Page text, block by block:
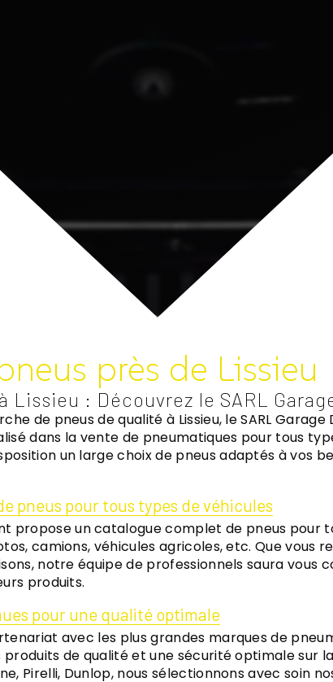
près de Lissieu
Lissieu : Découvrez le SARL
de pneus de qualité à Lissieu, le SARL
dans la vente de pneumatiques pour tous
un large choix de pneus adaptés à vos
pneus pour tous types de véhicules
propose un catalogue complet de pneus pour
camions, véhicules agricoles, etc. Que vous
notre équipe de professionnels saura vous
produits.
pour une qualité optimale
avec les plus grandes marques de
de qualité et une sécurité optimale sur
Pirelli, Dunlop, nous sélectionnons avec soin